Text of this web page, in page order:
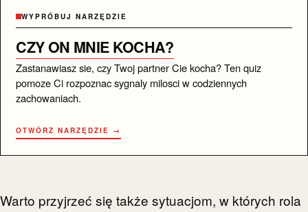
WYPRÓBUJ NARZĘDZIE
CZY ON MNIE KOCHA?
Zastanawiasz sie, czy Twoj partner Cie kocha? Ten quiz
pomoze Ci rozpoznac sygnaly milosci w codziennych
zachowaniach.
OTWÓRZ NARZĘDZIE →
Warto przyjrzeć się także sytuacjom, w których rola